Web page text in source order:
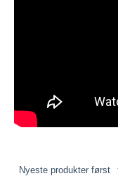
Nyeste produkter først